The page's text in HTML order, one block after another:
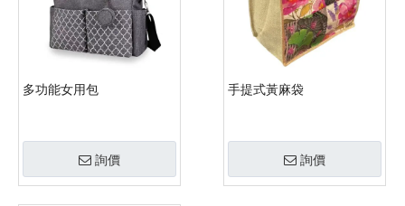
多功能女用包
詢價
手提式黃麻袋
詢價